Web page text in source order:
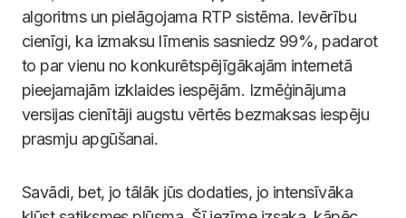
algoritms un pielāgojama RTP sistēma. Ievērību
cienīgi, ka izmaksu līmenis sasniedz 99%, padarot
to par vienu no konkurētspējīgākajām internetā
pieejamajām izklaides iespējām. Izmēģinājuma
versijas cienītāji augstu vērtēs bezmaksas iespēju
prasmju apgūšanai.
Savādi, bet, jo tālāk jūs dodaties, jo intensīvāka